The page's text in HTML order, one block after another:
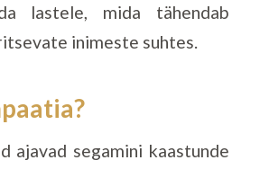
lastele, mida tähendab
inimeste suhtes.
ajavad segamini kaastunde